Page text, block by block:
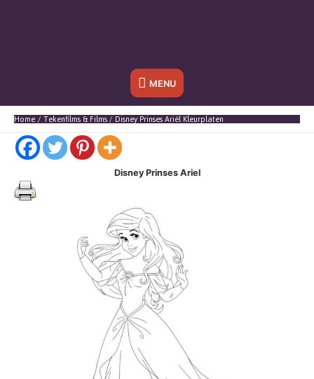
Onder
header
MENU
Home Tekenfilms & Films Disney Prinses Ariël Kleurplaten
Disney Prinses Ariel